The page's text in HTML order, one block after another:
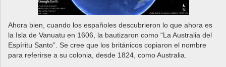
Ahora bien, cuando los españoles descubrieron lo que ahora es
la Isla de Vanuatu en 1606, la bautizaron como “La Australia del
Espíritu Santo”. Se cree que los británicos copiaron el nombre
para referirse a su colonia, desde 1824, como Australia.